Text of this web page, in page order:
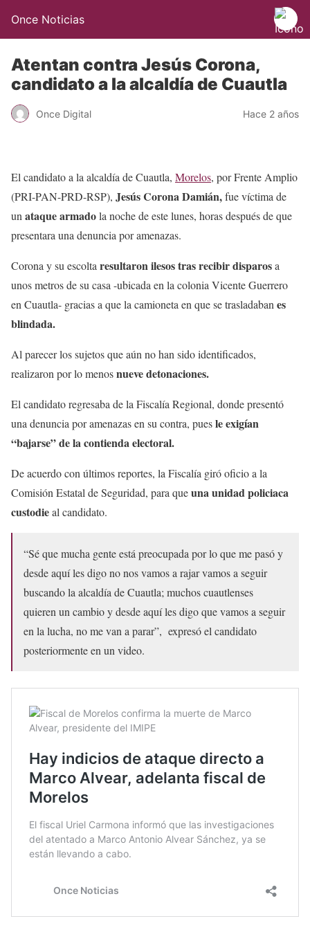
Once Noticias
Atentan contra Jesús Corona,
candidato a la alcaldía de Cuautla
Once Digital Hace 2 años
El candidato a la alcaldía de Cuautla, Morelos, por Frente Amplio
(PRI-PAN-PRD-RSP), Jesús Corona Damián,fue víctima de
un ataque armadola noche de este lunes, horas después de que
presentara una denuncia por amenazas.
Corona y su escolta resultaron ilesos tras recibir disparosa
unos metros de su casa -ubicada en la colonia Vicente Guerrero
en Cuautla- gracias a que la camioneta en que se trasladaban es
blindada.
Al parecer los sujetos que aún no han sido identificados,
realizaron por lo menosnueve detonaciones.
El candidato regresaba de la Fiscalía Regional, donde presentó
una denuncia por amenazas en su contra, puesle exigían
“bajarse” de la contienda electoral.
De acuerdo con últimos reportes, la Fiscalía giró oficio a la
Comisión Estatal de Seguridad, para queuna unidad policiaca
custodieal candidato.
“Sé que mucha gente está preocupada por lo que me pasó y
desde aquí les digo no nos vamos a rajar vamos a seguir
buscando la alcaldía de Cuautla; muchos cuautlenses
quieren un cambio y desde aquí les digo que vamos a seguir
en la lucha, no me van a parar”, expresó el candidato
posteriormente en un video.